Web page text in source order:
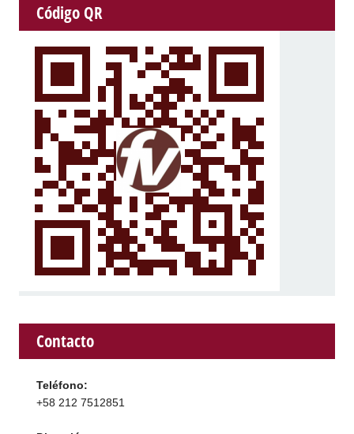
Código QR
Contacto
Teléfono:
+58 212 7512851